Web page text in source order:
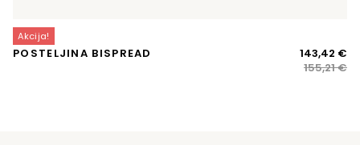
Akcija!
POSTELJINA BISPREAD
155,21€
143,42 €